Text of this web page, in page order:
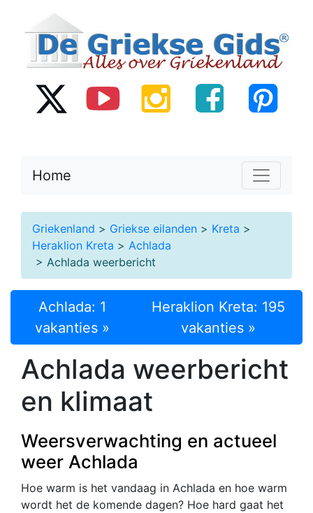
Home
Griekenland > Griekse eilanden > Kreta >
Heraklion Kreta > Achlada
> Achlada weerbericht
Achlada: 1
vakanties »
Heraklion Kreta: 195
vakanties »
Achlada weerbericht
en klimaat
Weersverwachting en actueel
weer Achlada
Hoe warm is het vandaag in Achlada en hoe warm
wordt het de komende dagen? Hoe hard gaat het